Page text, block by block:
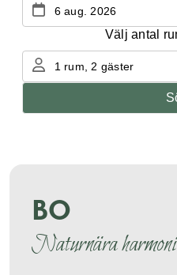
BO
Naturnära harmoni